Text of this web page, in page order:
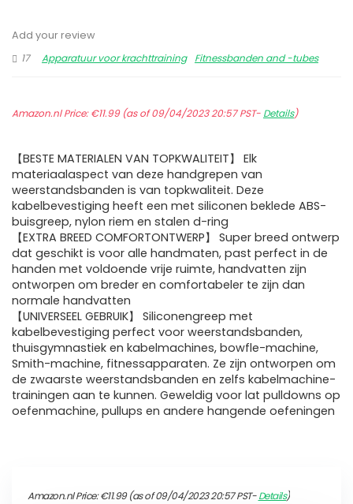
Add your review
17
Apparatuur voor krachttraining Fitnessbanden and -tubes
Amazon.nl Price:€11.99(as of 09/04/2023 20:57 PST- Details)
【BESTE MATERIALEN VAN TOPKWALITEIT】 Elk
materiaalaspect van deze handgrepen van
weerstandsbanden is van topkwaliteit. Deze
kabelbevestiging heeft een met siliconen beklede ABS-
buisgreep, nylon riem en stalen d-ring
【EXTRA BREED COMFORTONTWERP】 Super breed ontwerp
dat geschikt is voor alle handmaten, past perfect in de
handen met voldoende vrije ruimte, handvatten zijn
ontworpen om breder en comfortabeler te zijn dan
normale handvatten
【UNIVERSEEL GEBRUIK】 Siliconengreep met
kabelbevestiging perfect voor weerstandsbanden,
thuisgymnastiek en kabelmachines, bowfle-machine,
Smith-machine, fitnessapparaten. Ze zijn ontworpen om
de zwaarste weerstandsbanden en zelfs kabelmachine-
trainingen aan te kunnen. Geweldig voor lat pulldowns op
oefenmachine, pullups en andere hangende oefeningen
Amazon.nl Price:€11.99(as of 09/04/2023 20:57 PST-Details)